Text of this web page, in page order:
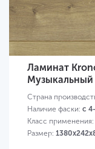
Ламинат
Музыкальный
Страна
Наличие фаски: с
Класс применения:
Размер: